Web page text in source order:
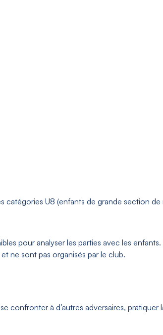
catégories U8 (enfants de grande section de
pour analyser les parties avec les
ne sont pas organisés par le club.
confronter à d’autres adversaires, pratiquer